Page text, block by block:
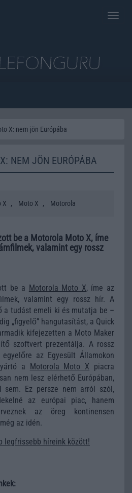
Toggle
X: nem jön Európába
NEM JÖN EURÓPÁBA
X , Moto X , Motorola
be a Motorola Moto X, íme
valamint egy rossz
be a Motorola Moto X, íme az
valamint egy rossz hír. A
a tudást emeli ki és mutatja be –
„figyelő” hangutasítást, a Quick
kifejezetten a Moto Maker
szoftvert prezentálja. A rossz
az Egyesült Államokon
a Motorola Moto X piacra
nem lesz elérhető Európában,
sem. Ez persze nem arról szól,
az európai piac, hanem
az öreg kontinensen
az idén.
legfrissebb híreink között!